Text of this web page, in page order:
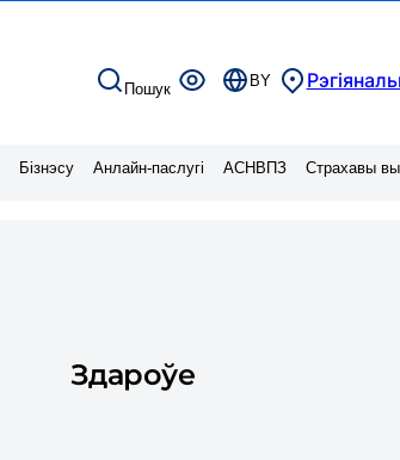
Пошук BY
Бізнэсу Анлайн-паслугі АСНВПЗ Страхавы
Здароўе